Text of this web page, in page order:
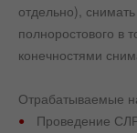
отдельно),
полноростового в
конечностями
Отрабатываемые
Проведение